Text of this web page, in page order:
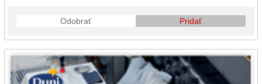
Odobrať Pridať